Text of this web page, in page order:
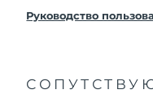
FOREO заменит
Руководство